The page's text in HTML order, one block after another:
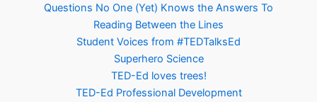
Questions No One (Yet) Knows the Answers To
Reading Between the Lines
Student Voices from #TEDTalksEd
Superhero Science
TED-Ed loves trees!
TED-Ed Professional Development